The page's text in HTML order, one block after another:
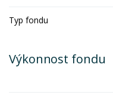
Typ fondu
Výkonnost fondu